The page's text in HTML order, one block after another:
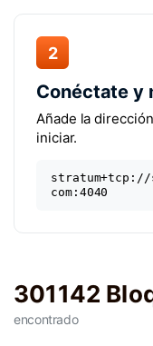
2
Conéctate y
Añade la
iniciar.
com:4040
301142
encontrado